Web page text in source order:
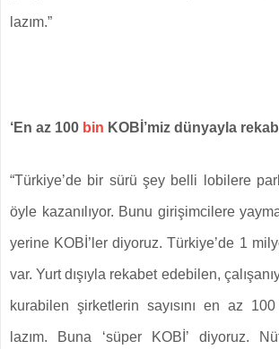
lazım.”
‘En az 100 bin KOBİ’miz dünyayla
“Türkiye’de bir sürü şey belli lobilere
öyle kazanılıyor. Bunu girişimcilere
yerine KOBİ’ler diyoruz. Türkiye’de 1
var. Yurt dışıyla rekabet edebilen,
kurabilen şirketlerin sayısını en az 100
lazım. Buna ‘süper KOBİ’ diyoruz.